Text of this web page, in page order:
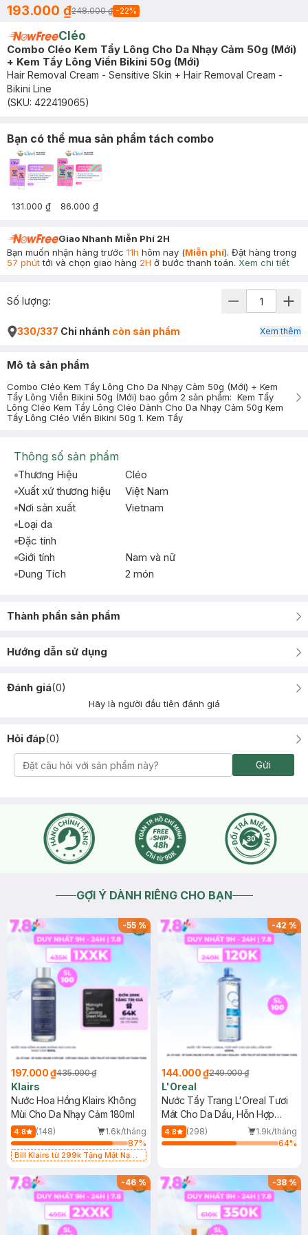
193.000 ₫248.000 ₫ -22%
Cléo
Combo Cléo Kem Tẩy Lông Cho Da Nhạy Cảm 50g (Mới)
+ Kem Tẩy Lông Viền Bikini 50g (Mới)
Hair Removal Cream - Sensitive Skin + Hair Removal Cream -
Bikini Line
(SKU: 422419065)
Bạn có thể mua sản phẩm tách combo
131.000 ₫ 86.000 ₫
Giao Nhanh Miễn Phí 2H
Bạn muốn nhận hàng trước 11h hôm nay (Miễn phí). Đặt hàng trong
57 phúttới và chọn giao hàng 2H ở bước thanh toán. Xem chi tiết
Số lượng:
330/337 Chi nhánh còn sản phẩm Xem thêm
Mô tả sản phẩm
Combo Cléo Kem Tẩy Lông Cho Da Nhạy Cảm 50g (Mới) + Kem
Tẩy Lông Viền Bikini 50g (Mới) bao gồm 2 sản phẩm: Kem Tẩy
Lông Cléo Kem Tẩy Lông Cléo Dành Cho Da Nhạy Cảm 50g Kem
Tẩy Lông Cléo Viền Bikini 50g 1. Kem Tẩy
Thông số sản phẩm
Thương Hiệu
Cléo
Xuất xứ thương hiệu
Việt Nam
Nơi sản xuất
Vietnam
Loại da
Đặc tính
Giới tính
Nam và nữ
Dung Tích
2 món
Thành phần sản phẩm
Hướng dẫn sử dụng
Đánh giá(0)
Hãy là người đầu tiên đánh giá
Hỏi đáp(0)
Gửi
GỢI Ý DÀNH RIÊNG CHO BẠN
-55%
197.000 ₫435.000 ₫
Klairs
Nước Hoa Hồng Klairs Không
Mùi Cho Da Nhạy Cảm 180ml
4.8 (148)
1.6k/tháng
87%
Bill Klairs từ 299k Tặng Mặt Nạ
25ml (SL Có Hạn)
-42%
144.000 ₫249.000 ₫
L'Oreal
Nước Tẩy Trang L'Oreal Tươi
Mát Cho Da Dầu, Hỗn Hợp
400ml
4.8 (298)
1.9k/tháng
64%
-46% -38%